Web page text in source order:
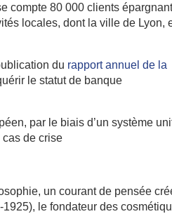
compte 80 000 clients
locales, dont la ville de Lyon,
du rapport annuel de la
le statut de banque
par le biais d’un système
de crise
un courant de pensée
le fondateur des